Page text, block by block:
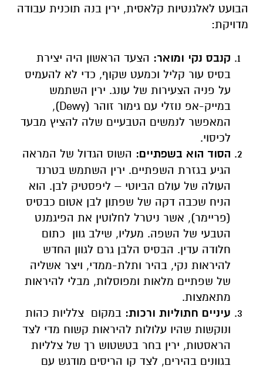
הבועט לאלגנטיות קלאסית, ירין בנה תוכנית עבודה
מדויקת:
קנבס נקי ומואר: הצעד הראשון היה יצירת
בסיס עור קליל וכמעט שקוף, כדי לא להעמיס
על פניה הצעירות של עונג. ירין השתמש
במייק-אפ נוזלי עם גימור זוהר (Dewy),
המאפשר לנמשים הטבעיים שלה להציץ מבעד
לכיסוי.
הסוד הוא בשפתיים: השוס הגדול של המראה
הגיע בגזרת השפתיים. ירין השתמש בטרנד
העולה של עולם הביוטי – ליפסטיק לבן. הוא
הניח שכבה דקה של שפתון לבן אטום כבסיס
(פריימר), אשר ניטרל לחלוטין את הפיגמנט
הטבעי של השפה. מעליו, שילב גוון כתום
חלודה עדין. הבסיס הלבן גרם לגוון החדש
להיראות נקי, בהיר ותלת-ממדי, ויצר אשליה
של שפתיים מלאות ומפוסלות, מבלי להיראות
מתאמצות.
עיניים חתוליות ורכות: במקום צלליות כהות
ונוקשות שהיו עלולות להיראות קשוח מדי לצד
הראסטות, ירין בחר בטשטוש רך של צלליות
בגוונים בהירים, לצד קו הריסים מודגש עם